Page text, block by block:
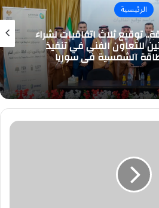
الرئيسية
توقيع ثلاث اتفاقيات لشراء
للتعاون الفني في تنفيذ
الشمسية في سوريا